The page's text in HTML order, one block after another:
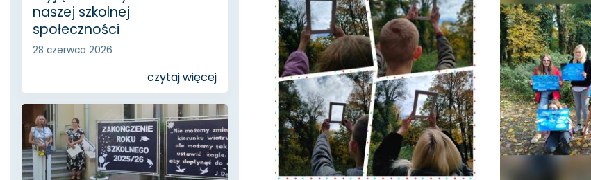
naszej szkolnej
społeczności
28 czerwca 2026
czytaj więcej